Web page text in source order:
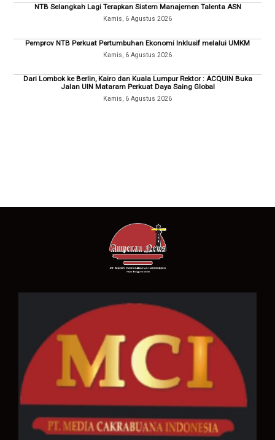
NTB Selangkah Lagi Terapkan Sistem Manajemen Talenta ASN
Kamis, 6 Agustus 2026
Pemprov NTB Perkuat Pertumbuhan Ekonomi Inklusif melalui UMKM
Kamis, 6 Agustus 2026
Dari Lombok ke Berlin, Kairo dan Kuala Lumpur Rektor : ACQUIN Buka
Jalan UIN Mataram Perkuat Daya Saing Global
Kamis, 6 Agustus 2026